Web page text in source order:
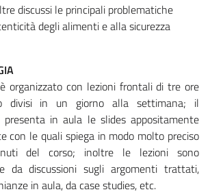
discussi le principali problematiche
degli alimenti e alla sicurezza
organizzato con lezioni frontali di tre ore
divisi in un giorno alla settimana; il
presenta in aula le slides appositamente
con le quali spiega in modo molto preciso
del corso; inoltre le lezioni sono
da discussioni sugli argomenti trattati,
in aula, da case studies, etc.